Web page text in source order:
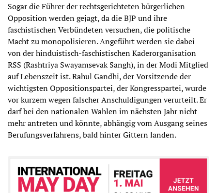
Sogar die Führer der rechtsgerichteten bürgerlichen
Opposition werden gejagt, da die BJP und ihre
faschistischen Verbündeten versuchen, die politische
Macht zu monopolisieren. Angeführt werden sie dabei
von der hinduistisch-faschistischen Kaderorganisation
RSS (Rashtriya Swayamsevak Sangh), in der Modi Mitglied
auf Lebenszeit ist. Rahul Gandhi, der Vorsitzende der
wichtigsten Oppositionspartei, der Kongresspartei, wurde
vor kurzem wegen falscher Anschuldigungen verurteilt. Er
darf bei den nationalen Wahlen im nächsten Jahr nicht
mehr antreten und könnte, abhängig vom Ausgang seines
Berufungsverfahrens, bald hinter Gittern landen.